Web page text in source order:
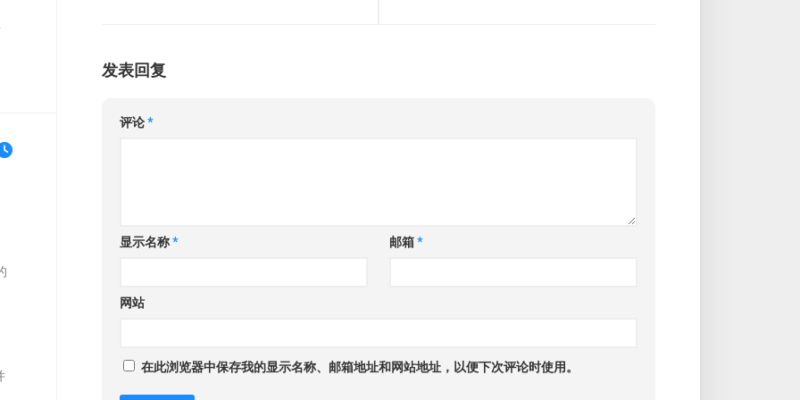
发表回复
评论*
显示名称* 邮箱*
网站
在此浏览器中保存我的显示名称、邮箱地址和网站地址，以便下次评论时使用。